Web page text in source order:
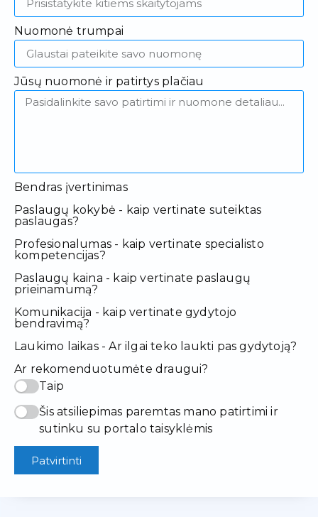
Nuomonė trumpai
Jūsų nuomonė ir patirtys plačiau
Bendras įvertinimas
Paslaugų kokybė - kaip vertinate suteiktas
paslaugas?
Profesionalumas - kaip vertinate specialisto
kompetencijas?
Paslaugų kaina - kaip vertinate paslaugų
prieinamumą?
Komunikacija - kaip vertinate gydytojo
bendravimą?
Laukimo laikas - Ar ilgai teko laukti pas gydytoją?
Ar rekomenduotumėte draugui?
Taip
Šis atsiliepimas paremtas mano patirtimi ir
sutinku su portalo taisyklėmis
Patvirtinti